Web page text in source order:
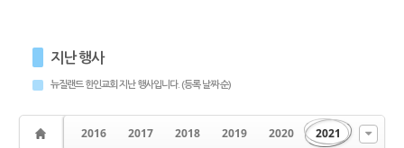
지난 행사
뉴질랜드 한인교회 지난 행사입니다. (등록 날짜 순)
2016 2017 2018 2019 2020 2021